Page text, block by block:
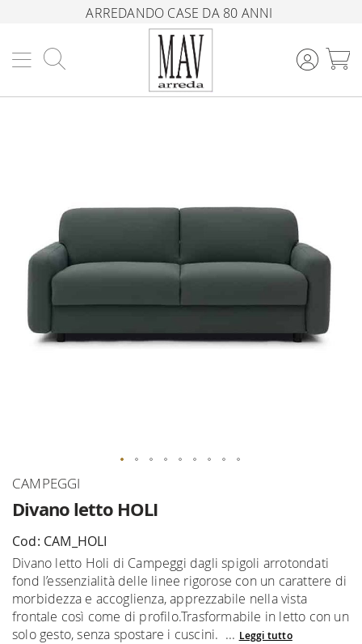
ARREDANDO CASE DA 80 ANNI
Divano letto HOLI
CAMPEGGI
Cod: CAM_HOLI
Divano letto Holi di Campeggi dagli spigoli arrotondati
fond l’essenzialità delle linee rigorose con un carattere di
morbidezza e accoglienza, apprezzabile nella vista
frontale così come di profilo.Trasformabile in letto con un
solo gesto, senza spostare i cuscini. ... Leggi tutto
immagini
Vai
della
galleria
di
immagini